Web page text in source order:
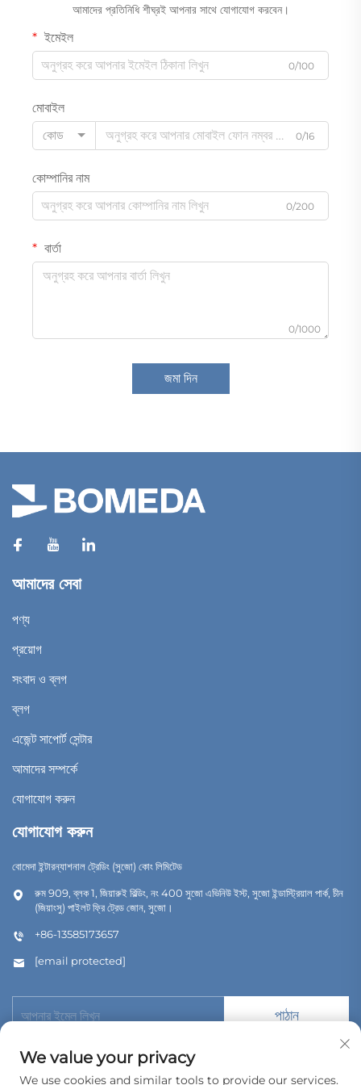
আমাদের প্রতিনিধি শীঘ্রই আপনার সাথে যোগাযোগ করবেন।
ইমেইল
0/100
মোবাইল
কোড
0/16
কোম্পানির নাম
0/200
বার্তা
0/1000
জমা দিন
আমাদের সেবা
পণ্য
প্রয়োগ
সংবাদ ও ব্লগ
ব্লগ
এজেন্ট সাপোর্ট সেন্টার
আমাদের সম্পর্কে
যোগাযোগ করুন
যোগাযোগ করুন
বোমেদা ইন্টারন্যাশনাল ট্রেডিং (সুজো) কোং লিমিটেড
রুম 909, ব্লক 1, জিয়ারুই বিল্ডিং, নং 400 সুজো এভিনিউ ইস্ট, সুজো ইন্ডাস্ট্রিয়াল পার্ক, চীন
(জিয়াংসু) পাইলট ফ্রি ট্রেড জোন, সুজো।
+86-13585173657
[email protected]
পাঠান
We value your privacy
We use cookies and similar tools to provide our services.